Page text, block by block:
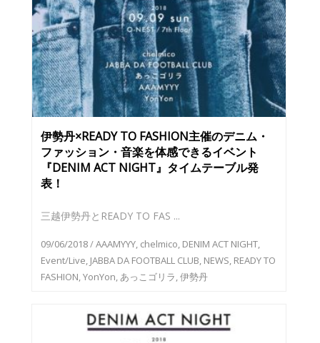
伊勢丹×READY TO FASHION主催のデニム・
ファッション・音楽を体感できるイベント
『DENIM ACT NIGHT』タイムテーブル発
表！
三越伊勢丹とREADY TO FAS ...
09/06/2018/AAAMYYY, chelmico, DENIM ACT NIGHT,
Event/Live, JABBA DA FOOTBALL CLUB, NEWS, READY TO
FASHION,YonYon, あっこゴリラ,伊勢丹